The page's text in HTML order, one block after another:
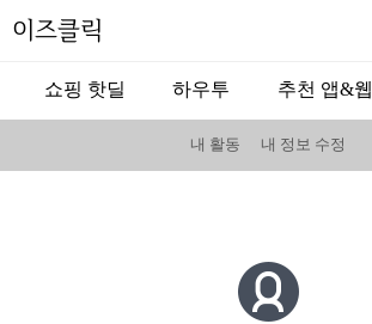
이즈클릭
쇼핑 핫딜 하우투 추천 앱&웹
내 활동 내 정보 수정